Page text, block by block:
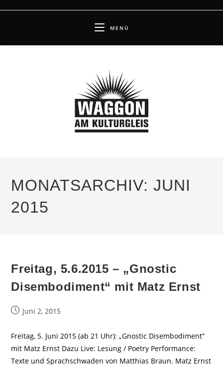
MENÜ
MONATSARCHIV: JUNI
2015
Freitag, 5.6.2015 – „Gnostic
Disembodiment“ mit Matz Ernst
BeitragJuni 2, 2015
Freitag, 5. Juni 2015 (ab 21 Uhr): „Gnostic Disembodiment“
mit Matz Ernst Dazu Live: Lesung / Poetry Performance:
Texte und Sprachschwaden von Matthias Braun. Matz Ernst